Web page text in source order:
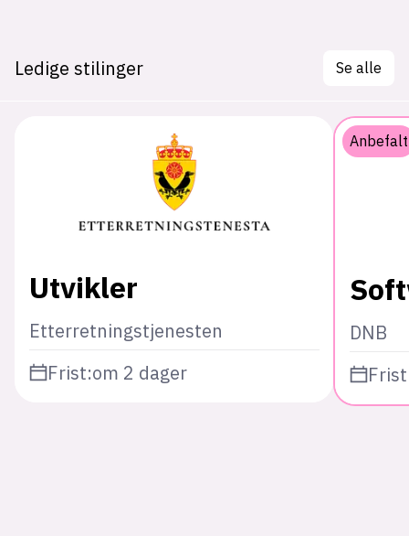
Ledige stilinger Se alle
Utvikler
Etterretningstjenesten
Frist:om 2 dager
Anbefalt
DNB